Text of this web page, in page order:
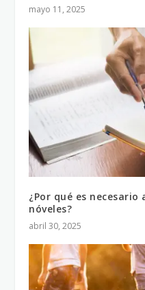
mayo 11, 2025
¿Por qué es
nóveles?
abril 30, 2025